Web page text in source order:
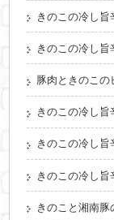
きのこの冷し旨
きのこの冷し旨
豚肉ときのこの
きのこの冷し旨
きのこの冷し旨
きのこの冷し旨
きのこと湘南豚